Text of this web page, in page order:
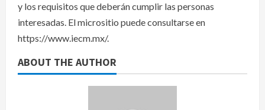
y los requisitos que deberán cumplir las personas
interesadas. El micrositio puede consultarse en
https://www.iecm.mx/.
ABOUT THE AUTHOR